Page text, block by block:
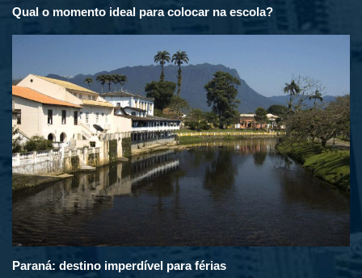
Qual o momento ideal para colocar na escola?
Paraná: destino imperdível para férias